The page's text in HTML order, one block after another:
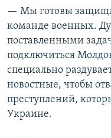
— Мы готовы
команде военных.
поставленными
подключиться
специально
новостные, чтобы
преступлений,
Украине.